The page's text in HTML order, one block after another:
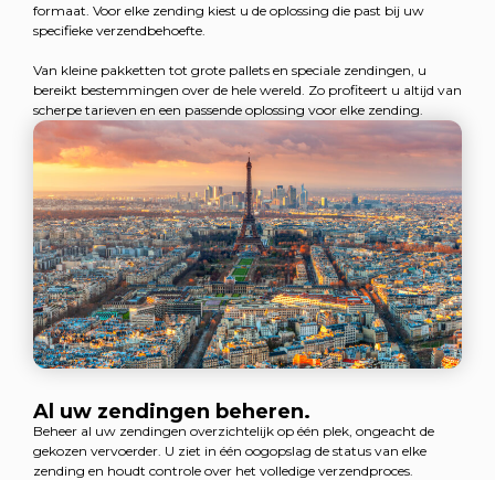
formaat. Voor elke zending kiest u de oplossing die past bij uw
specifieke verzendbehoefte.
Van kleine pakketten tot grote pallets en speciale zendingen, u
bereikt bestemmingen over de hele wereld. Zo profiteert u altijd van
scherpe tarieven en een passende oplossing voor elke zending.
Al uw zendingen beheren.
Beheer al uw zendingen overzichtelijk op één plek, ongeacht de
gekozen vervoerder. U ziet in één oogopslag de status van elke
zending en houdt controle over het volledige verzendproces.